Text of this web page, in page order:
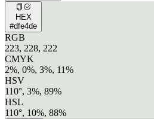
HEX
#dfe4de
RGB
223, 228, 222
CMYK
2%, 0%, 3%, 11%
HSV
110°, 3%, 89%
HSL
110°, 10%, 88%